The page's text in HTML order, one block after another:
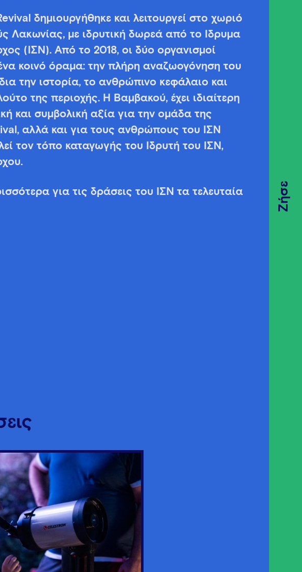
Ζήσε
δημιουργήθηκε και λειτουργεί στο χωριό
Λακωνίας, με ιδρυτική δωρεά από το Ίδρυμα
(ΙΣΝ). Από το 2018, οι δύο οργανισμοί
κοινό όραμα: την πλήρη αναζωογόνηση του
την ιστορία, το ανθρώπινο κεφάλαιο και
της περιοχής. Η Βαμβακού, έχει ιδιαίτερη
και συμβολική αξία για την ομάδα της
αλλά και για τους ανθρώπους του ΙΣΝ
τον τόπο καταγωγής του Ιδρυτή του ΙΣΝ,
για τις δράσεις του ΙΣΝ τα τελευταία